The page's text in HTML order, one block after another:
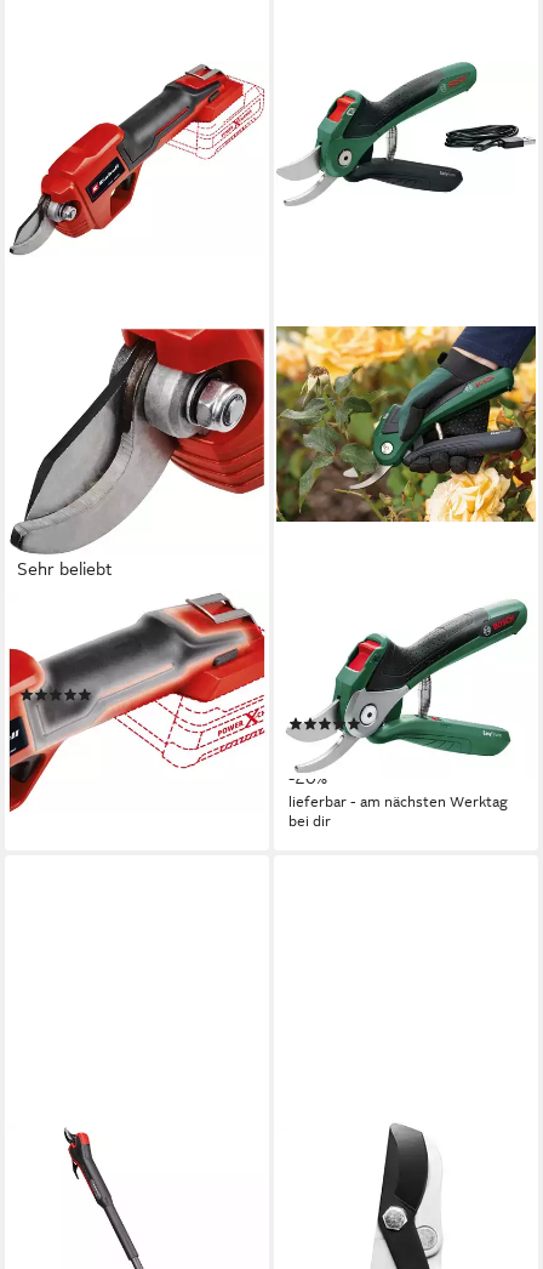
Sehr beliebt
Akku-Astschere GE-LS 18 Li-
Solo, 28 mm Schnittstärke
(59)
69,99 € UVP91,95 €
-24%
lieferbar - in 1-2 Werktagen bei dir
BOSCH HOME & GARDEN
Akku-Astschere EasyPrune,
mit Akku 3,6V und USB-
Ladekabel
(10)
89,99 € UVP 112,99 €
-20%
lieferbar - am nächsten Werktag
bei dir